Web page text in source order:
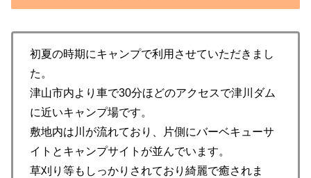
初夏の時期にキャンプで利用させていただきまし
た。
津山市内より車で30分ほどのアクセスで津川ダム
に近いキャンプ場です。
敷地内は川が流れており、片側にバーベキューサ
イトとキャンプサイトが並んでいます。
草刈り等もしっかりされており綺麗で癒されま